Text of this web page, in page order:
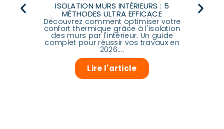
ISOLATION MURS INTÉRIEURS : 5
MÉTHODES ULTRA EFFICACE
Découvrez comment optimiser votre
confort thermique grâce à l'isolation
des murs par l'intérieur. Un guide
complet pour réussir vos travaux en
2026....
Lire l'article